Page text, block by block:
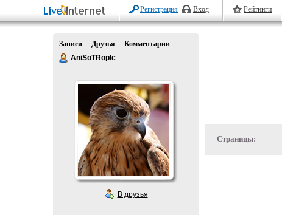
Регистрация Вход Рейтинги
Записи Друзья
Комментарии
AniSoTRopIc
В друзья
Страницы: